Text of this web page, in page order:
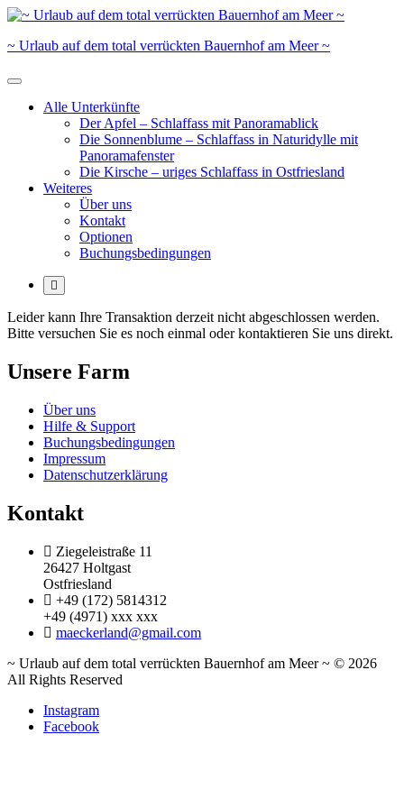
Skip
content
~ Urlaub auf dem total verrückten Bauernhof am Meer ~
Alle Unterkünfte
Der Apfel – Schlaffass mit Panoramablick
Die Sonnenblume – Schlaffass in Naturidylle mit
Panoramafenster
Die Kirsche – uriges Schlaffass in Ostfriesland
Weiteres
Über uns
Kontakt
Optionen
Buchungsbedingungen
More
Leider kann Ihre Transaktion derzeit nicht abgeschlossen werden.
Bitte versuchen Sie es noch einmal oder kontaktieren Sie uns direkt.
Unsere Farm
Über uns
Hilfe & Support
Buchungsbedingungen
Impressum
Datenschutzerklärung
Kontakt
Ziegeleistraße 11
26427 Holtgast
Ostfriesland
+49 (172) 5814312
+49 (4971) xxx xxx
maeckerland@gmail.com
~ Urlaub auf dem total verrückten Bauernhof am Meer ~ © 2026
All Rights Reserved
Instagram
Facebook